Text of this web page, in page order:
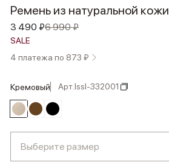
Ремень из натуральной кожи
3 490 ₽6 990 ₽
SALE
4 платежа по 873 ₽
кремовый Арт.lssl-332001
Выберите размер